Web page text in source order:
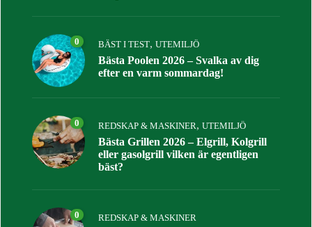
0 BÄST I TEST, UTEMILJÖ
Bästa Poolen 2026 – Svalka av dig
efter en varm sommardag!
0 REDSKAP & MASKINER, UTEMILJÖ
Bästa Grillen 2026 – Elgrill, Kolgrill
eller gasolgrill vilken är egentligen
bäst?
0 REDSKAP & MASKINER